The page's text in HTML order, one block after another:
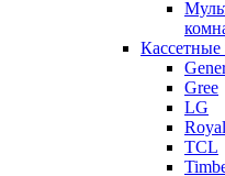
Gree
LG
TCL